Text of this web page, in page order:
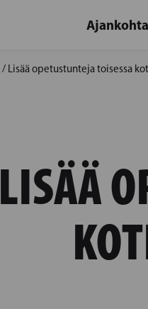
/ Lisää opetustunteja toisessa
LISÄÄ